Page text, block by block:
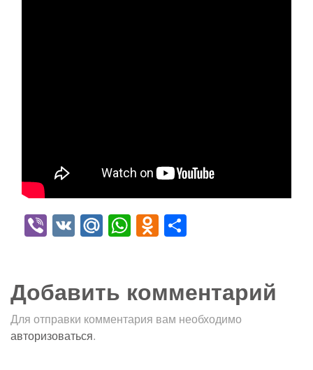
Viber
VK Mail.Ru
WhatsApp
Odnoklassniki
Добавить комментарий
Для отправки комментария вам необходимо
авторизоваться.